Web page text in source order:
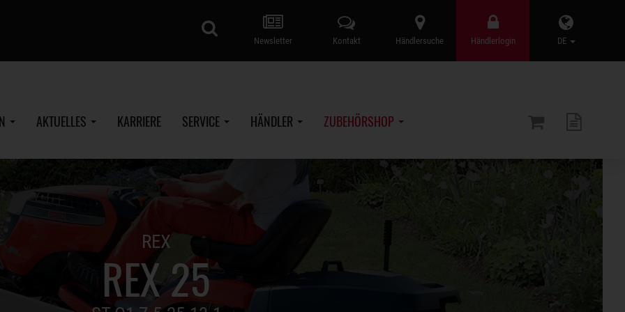
DE
Händlerlogin
Händlersuche
Kontakt
Newsletter
AKTUELLES KARRIERE SERVICE HÄNDLER ZUBEHÖRSHOP
REX
REX 25